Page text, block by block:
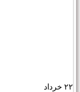
۲۲ خرداد